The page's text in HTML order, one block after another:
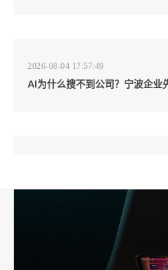
2026-08-04 17:57:49
AI为什么搜不到公司？宁波企业